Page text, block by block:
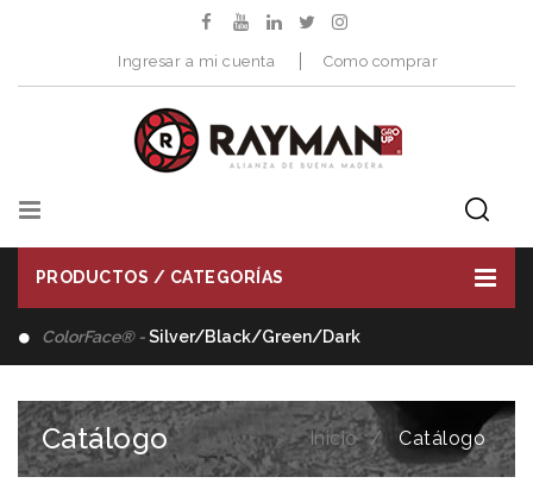
Ingresar a mi cuenta Como comprar
PRODUCTOS / CATEGORÍAS
Distribuimos -Herramientas de Corte
Catálogo Inicio Catálogo